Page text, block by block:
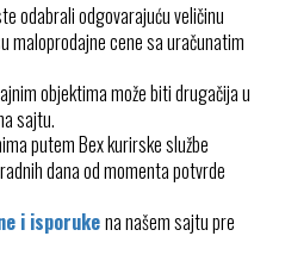
odabrali odgovarajuću veličinu
maloprodajne cene sa uračunatim
objektima može biti drugačija u
sajtu.
putem Bex kurirske službe
dana od momenta potvrde
i isporukena našem sajtu pre